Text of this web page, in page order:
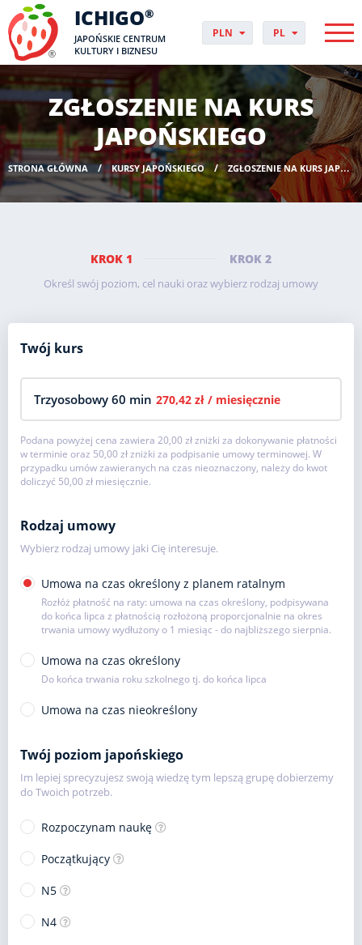
ICHIGO®
JAPOŃSKIE CENTRUM
KULTURY I BIZNESU
PLN
USD
CHF
DKK
NOK
SEK
HUF
PL
DA
DE
EN
ES
FR
HR
HU
RO
ZGŁOSZENIE NA KURS
JAPOŃSKIEGO
STRONA GŁÓWNA KURSY JAPOŃSKIEGO ZGŁOSZENIE NA KURS JAPOŃSKIEGO
KROK 1 KROK 2
Określ swój poziom, cel nauki oraz wybierz rodzaj umowy
Twój kurs
Trzyosobowy 60 min 270,42 zł / miesięcznie
Podana powyżej cena zawiera 20,00 złzniżki za dokonywanie płatności
w terminie oraz 50,00 złzniżki za podpisanie umowy terminowej. W
przypadku umów zawieranych na czas nieoznaczony, należy do kwot
doliczyć 50,00 zł miesięcznie.
Rodzaj umowy
Wybierz rodzaj umowy jaki Cię interesuje.
Umowa na czas określony z planem ratalnym
Rozłóż płatność na raty: umowa na czas określony, podpisywana
do końca lipca z płatnością rozłożoną proporcjonalnie na okres
trwania umowy wydłużony o 1 miesiąc - do najbliższego sierpnia.
Umowa na czas określony
Do końca trwania roku szkolnego tj. do końca lipca
Umowa na czas nieokreślony
Twój poziom japońskiego
Im lepiej sprecyzujesz swoją wiedzę tym lepszą grupę dobierzemy
do Twoich potrzeb.
Rozpoczynam naukę
Początkujący
N5
N4